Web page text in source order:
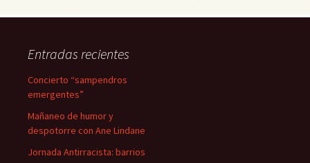
Entradas recientes
Concierto “sampendros
emergentes”
Mañaneo de humor y
despotorre con Ane Lindane
Jornada Antirracista: barrios